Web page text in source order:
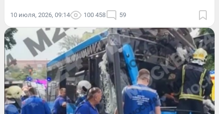
10 июля, 2026, 09:14 100 458 59